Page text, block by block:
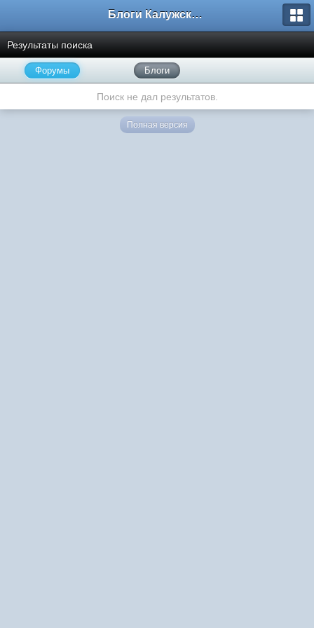
Блоги Калужского перекрестка
Результаты поиска
Форумы Блоги
Поиск не дал результатов.
Полная версия